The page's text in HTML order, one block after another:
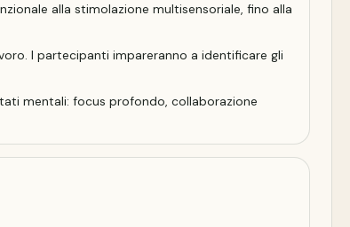
alla stimolazione multisensoriale, fino alla
I partecipanti impareranno a identificare gli
mentali: focus profondo, collaborazione